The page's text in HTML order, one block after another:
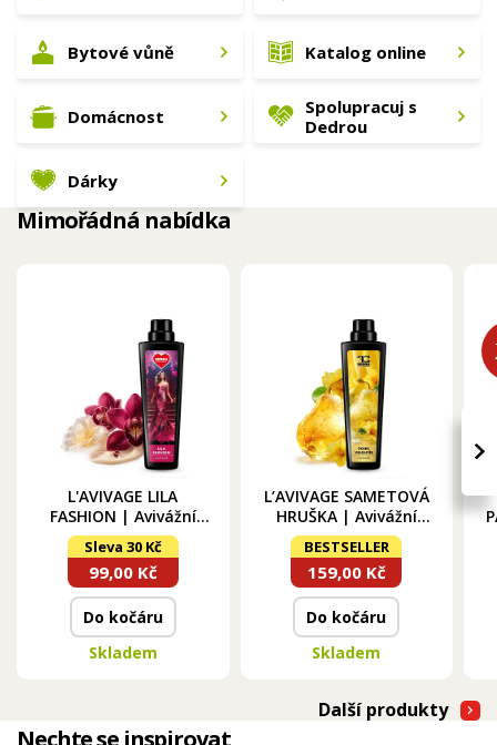
Bytové vůně
Domácnost
Dárky
Katalog online
Spolupracuj s
Dedrou
Mimořádná nabídka
L'AVIVAGE LILA
FASHION | Avivážní
kondicionér | 750 ml
Sleva 30 Kč
99,00 Kč
Do kočáru
Skladem
L’AVIVAGE SAMETOVÁ
HRUŠKA | Avivážní
kondicionér | 750 ml
BESTSELLER
159,00 Kč
Do kočáru
Skladem
›
Další produkty